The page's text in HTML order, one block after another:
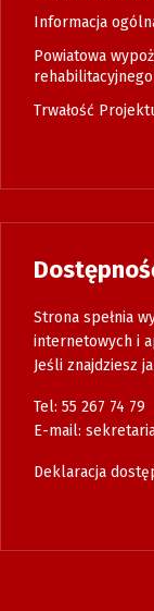
Informacja
Powiatowa
rehabilitacyjnego
Trwałość
Strona spełnia
internetowych i
Jeśli znajdziesz
Tel: 55 267 74 79
E-mail:
Deklaracja